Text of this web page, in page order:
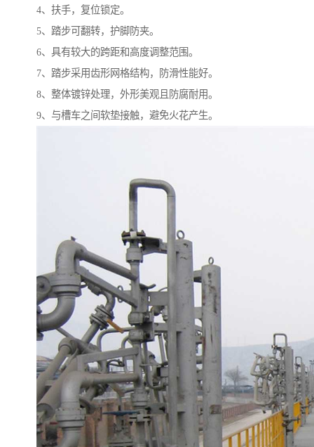
4、扶手，复位锁定。
5、踏步可翻转，护脚防夹。
6、具有较大的跨距和高度调整范围。
7、踏步采用齿形网格结构，防滑性能好。
8、整体镀锌处理，外形美观且防腐耐用。
9、与槽车之间软垫接触，避免火花产生。